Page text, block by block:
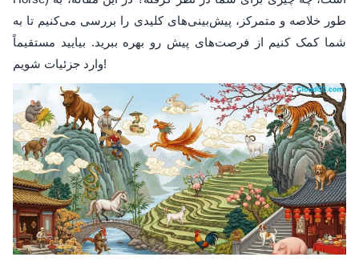
طور خلاصه و متمرکز، پیش‌بینی‌های کلیدی را بررسی می‌کنیم تا به
شما کمک کنیم از فرصت‌های پیش رو بهره ببرید. بیایید مستقیماً
وارد جزئیات شویم!